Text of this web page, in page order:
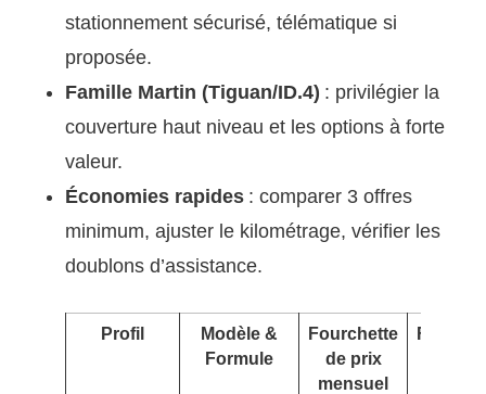
stationnement sécurisé, télématique si
proposée.
Famille Martin (Tiguan/ID.4) : privilégier la
couverture haut niveau et les options à forte
valeur.
Économies rapides : comparer 3 offres
minimum, ajuster le kilométrage, vérifier les
doublons d’assistance.
Profil
Modèle &
Formule
Fourchette
de prix
mensuel